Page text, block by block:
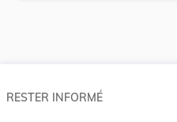
RESTER INFORMÉ